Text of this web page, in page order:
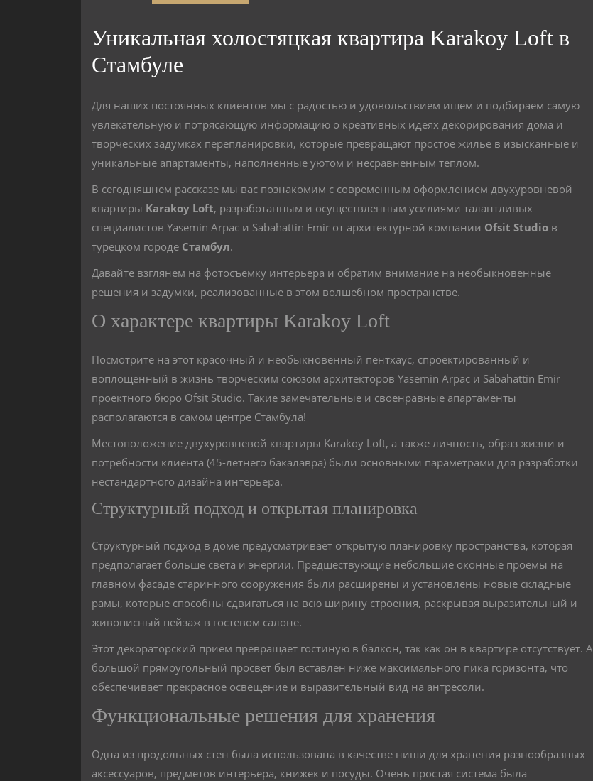
Уникальная холостяцкая квартира Karakoy Loft в
Стамбуле
Для наших постоянных клиентов мы с радостью и удовольствием ищем и подбираем самую
увлекательную и потрясающую информацию о креативных идеях декорирования дома и
творческих задумках перепланировки, которые превращают простое жилье в изысканные и
уникальные апартаменты, наполненные уютом и несравненным теплом.
В сегодняшнем рассказе мы вас познакомим с современным оформлением двухуровневой
квартиры Karakoy Loft, разработанным и осуществленным усилиями талантливых
специалистов Yasemin Arpac и Sabahattin Emir от архитектурной компании Ofsit Studio в
турецком городе Стамбул.
Давайте взглянем на фотосъемку интерьера и обратим внимание на необыкновенные
решения и задумки, реализованные в этом волшебном пространстве.
О характере квартиры Karakoy Loft
Посмотрите на этот красочный и необыкновенный пентхаус, спроектированный и
воплощенный в жизнь творческим союзом архитекторов Yasemin Arpac и Sabahattin Emir
проектного бюро Ofsit Studio. Такие замечательные и своенравные апартаменты
располагаются в самом центре Стамбула!
Местоположение двухуровневой квартиры Karakoy Loft, а также личность, образ жизни и
потребности клиента (45-летнего бакалавра) были основными параметрами для разработки
нестандартного дизайна интерьера.
Структурный подход и открытая планировка
Структурный подход в доме предусматривает открытую планировку пространства, которая
предполагает больше света и энергии. Предшествующие небольшие оконные проемы на
главном фасаде старинного сооружения были расширены и установлены новые складные
рамы, которые способны сдвигаться на всю ширину строения, раскрывая выразительный и
живописный пейзаж в гостевом салоне.
Этот декораторский прием превращает гостиную в балкон, так как он в квартире отсутствует. А
большой прямоугольный просвет был вставлен ниже максимального пика горизонта, что
обеспечивает прекрасное освещение и выразительный вид на антресоли.
Функциональные решения для хранения
Одна из продольных стен была использована в качестве ниши для хранения разнообразных
аксессуаров, предметов интерьера, книжек и посуды. Очень простая система была